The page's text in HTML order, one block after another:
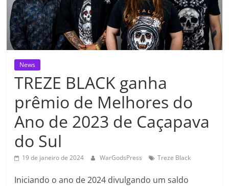
News
TREZE BLACK ganha
prêmio de Melhores do
Ano de 2023 de Caçapava
do Sul
19 de janeiro de 2024 WarGodsPress Treze Black
Iniciando o ano de 2024 divulgando um saldo